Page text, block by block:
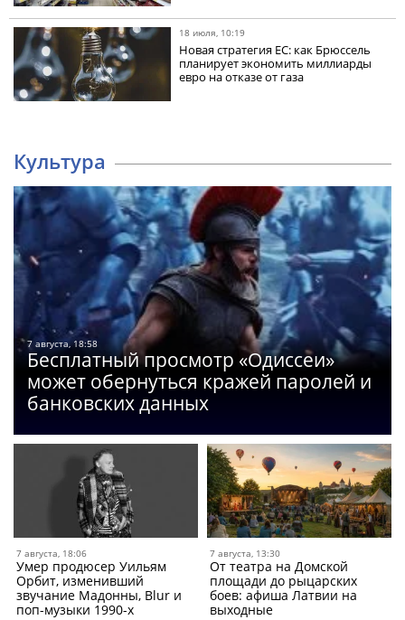
18 июля, 10:19
Новая стратегия ЕС: как Брюссель
планирует экономить миллиарды
евро на отказе от газа
Культура
7 августа, 18:58
Бесплатный просмотр «Одиссеи»
может обернуться кражей паролей и
банковских данных
7 августа, 18:06
Умер продюсер Уильям
Орбит, изменивший
звучание Мадонны, Blur и
поп-музыки 1990-х
7 августа, 13:30
От театра на Домской
площади до рыцарских
боев: афиша Латвии на
выходные